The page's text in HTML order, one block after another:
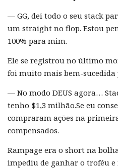
— GG, dei todo o seu stack
um straight no flop. Estou
100% para mim.
Ele se registrou no último
foi muito mais bem-sucedida
— No modo DEUS agora…
tenho $1,3 milhão.Se eu
compraram ações na
compensados.
Rampage era o short na
impediu de ganhar o troféu e